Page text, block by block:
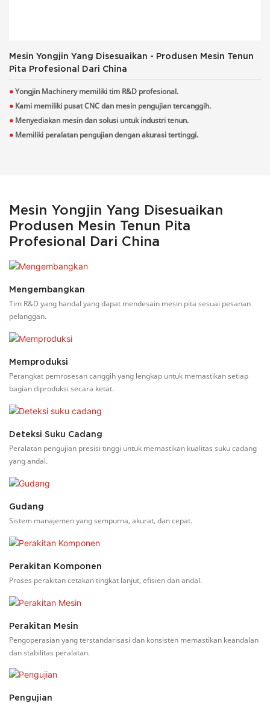
Mesin Yongjin Yang Disesuaikan - Produsen Mesin Tenun
Pita Profesional Dari China
●Yongjin Machinery memiliki tim R&D profesional.
● Kami memiliki pusat CNC dan mesin pengujian tercanggih.
● Menyediakan mesin dan solusi untuk industri tenun.
● Memiliki peralatan pengujian dengan akurasi tertinggi.
Mesin Yongjin Yang Disesuaikan
Produsen Mesin Tenun Pita
Profesional Dari China
Mengembangkan
Tim R&D yang handal yang dapat mendesain mesin pita sesuai pesanan
pelanggan.
Memproduksi
Perangkat pemrosesan canggih yang lengkap untuk memastikan setiap
bagian diproduksi secara ketat.
Deteksi Suku Cadang
Peralatan pengujian presisi tinggi untuk memastikan kualitas suku cadang
yang andal.
Gudang
Sistem manajemen yang sempurna, akurat, dan cepat.
Perakitan Komponen
Proses perakitan cetakan tingkat lanjut, efisien dan andal.
Perakitan Mesin
Pengoperasian yang terstandarisasi dan konsisten memastikan keandalan
dan stabilitas peralatan.
Pengujian